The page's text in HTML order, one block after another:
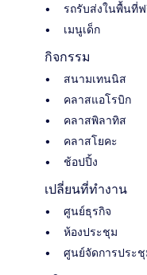
รถรับส่งในพื้นที่
เมนูเด็ก
กิจกรรม
สนามเทนนิส
คลาสแอโรบิก
คลาสพิลาทิส
คลาสโยคะ
ช้อปปิ้ง
เปลี่ยนที่ทำงาน
ศูนย์ธุรกิจ
ห้องประชุม
ศูนย์จัดการประชุ